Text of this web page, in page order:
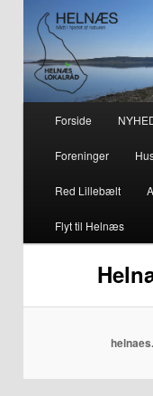
Helnæs
– smuk på alle
Fortsæt
til
primært
indhold
Fortsæt
til
sekundært
indhold
Forside
Foreninger
Red Lillebælt
Flyt til Helnæs